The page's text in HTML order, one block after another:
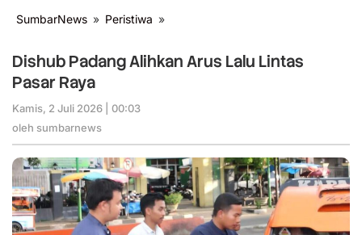
SumbarNews » Peristiwa »
Alihkan
Arus
Dishub Padang Alihkan Arus Lalu Lintas
Pasar Raya
Kamis, 2 Juli 2026 | 00:03
oleh sumbarnews